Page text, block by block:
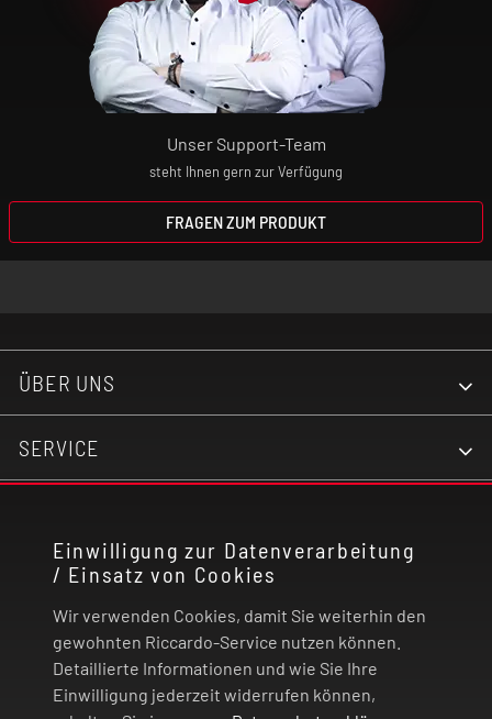
Einwilligung zur Datenverarbeitung
/ Einsatz von Cookies
Wir verwenden Cookies, damit Sie weiterhin den
gewohnten Riccardo-Service nutzen können.
Detaillierte Informationen und wie Sie Ihre
Einwilligung jederzeit widerrufen können,
Unser Support-Team
steht Ihnen gern zur Verfügung
FRAGEN ZUM PRODUKT
ÜBER UNS
SERVICE
RECHTLICHES
ZAHLUNG UND VERSAND
VERTRAG WIDERRUFEN